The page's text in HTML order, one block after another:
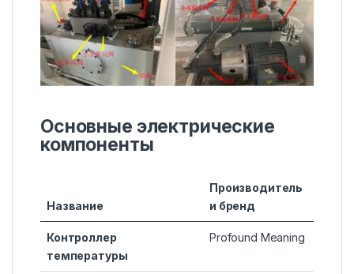
Основные электрические
компоненты
Название
Производитель
и бренд
Контроллер
температуры
Profound Meaning